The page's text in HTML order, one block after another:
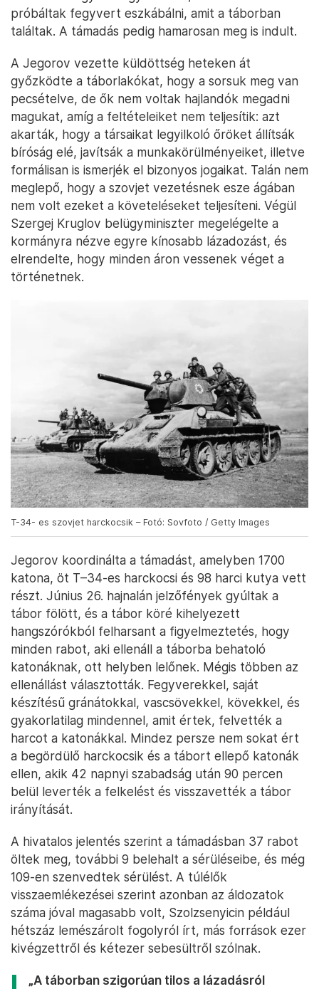
próbáltak fegyvert eszkábálni, amit a táborban
találtak. A támadás pedig hamarosan meg is indult.
A Jegorov vezette küldöttség heteken át
győzködte a táborlakókat, hogy a sorsuk meg van
pecsételve, de ők nem voltak hajlandók megadni
magukat, amíg a feltételeiket nem teljesítik: azt
akarták, hogy a társaikat legyilkoló őröket állítsák
bíróság elé, javítsák a munkakörülményeiket, illetve
formálisan is ismerjék el bizonyos jogaikat. Talán nem
meglepő, hogy a szovjet vezetésnek esze ágában
nem volt ezeket a követeléseket teljesíteni. Végül
Szergej Kruglov belügyminiszter megelégelte a
kormányra nézve egyre kínosabb lázadozást, és
elrendelte, hogy minden áron vessenek véget a
történetnek.
T-34- es szovjet harckocsik – Fotó: Sovfoto / Getty Images
Jegorov koordinálta a támadást, amelyben 1700
katona, öt T–34-es harckocsi és 98 harci kutya vett
részt. Június 26. hajnalán jelzőfények gyúltak a
tábor fölött, és a tábor köré kihelyezett
hangszórókból felharsant a figyelmeztetés, hogy
minden rabot, aki ellenáll a táborba behatoló
katonáknak, ott helyben lelőnek. Mégis többen az
ellenállást választották. Fegyverekkel, saját
készítésű gránátokkal, vascsövekkel, kövekkel, és
gyakorlatilag mindennel, amit értek, felvették a
harcot a katonákkal. Mindez persze nem sokat ért
a begördülő harckocsik és a tábort ellepő katonák
ellen, akik 42 napnyi szabadság után 90 percen
belül leverték a felkelést és visszavették a tábor
irányítását.
A hivatalos jelentés szerint a támadásban 37 rabot
öltek meg, további 9 belehalt a sérüléseibe, és még
109-en szenvedtek sérülést. A túlélők
visszaemlékezései szerint azonban az áldozatok
száma jóval magasabb volt, Szolzsenyicin például
hétszáz lemészárolt fogolyról írt, más források ezer
kivégzettről és kétezer sebesültről szólnak.
„A táborban szigorúan tilos a lázadásról